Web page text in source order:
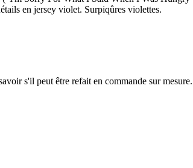
en jersey violet. Surpiqûres violettes.
s'il peut être refait en commande sur mesure.